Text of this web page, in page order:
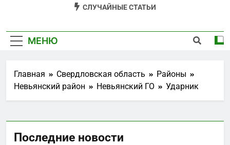
Черноярский
СЛУЧАЙНЫЕ СТАТЬИ
МЕНЮ
Главная Свердловская область
Районы
Невьянский район
Невьянский ГО Ударник
Последние новости